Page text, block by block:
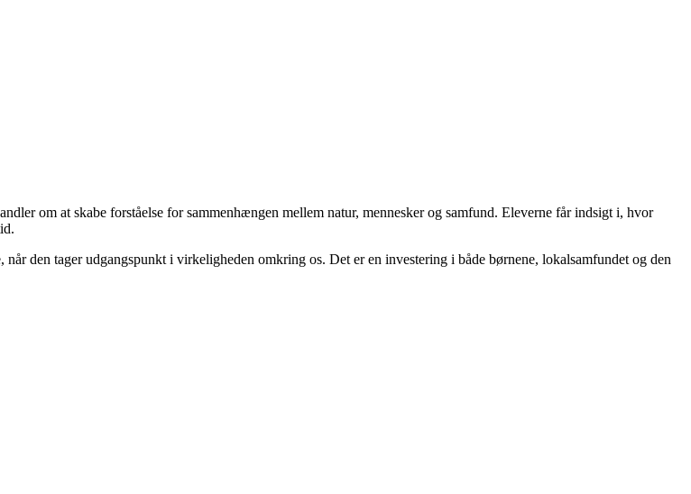
om at skabe forståelse for sammenhængen mellem natur, mennesker og samfund. Eleverne får indsigt i, hvor
den tager udgangspunkt i virkeligheden omkring os. Det er en investering i både børnene, lokalsamfundet og den